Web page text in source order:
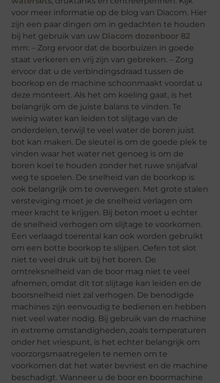
voor meer informatie op de blog van Diacom. Hier
zijn een paar dingen om in gedachten te houden
bij het gebruik van uw Diacom dozenboor 82
mm: – Zorg ervoor dat de boorbuizen in goede
staat verkeren en vrij zijn van gebreken. – Zorg
ervoor dat u de verbindingsdraad tussen de
boorkop en de machine schoonmaakt voordat u
deze monteert. Als het om koeling gaat, is het
belangrijk om de juiste balans te vinden. Te
weinig water kan leiden tot slijtage van de
onderdelen, terwijl te veel water de boren juist
bot kan maken. De sleutel is om de goede plek te
vinden waar het water net genoeg is om de
boren koel te houden zonder het ruwe snijafval
weg te spoelen. De snelheid van de boorkop is
ook belangrijk om te overwegen. Met grote stalen
versteviging moet je de snelheid verlagen om
meer kracht te krijgen. Bij beton moet u echter
de snelheid verhogen om slijtage te voorkomen.
Een verlaagd toerental kan ook worden gebruikt
om een ​​botte boorkop te slijpen. Oefen tot slot
niet te veel druk uit bij het boren. De
omtreksnelheid van de boor mag niet te veel
afnemen, omdat dit tot slijtage kan leiden en de
boorsnelheid niet zal verhogen. De benodigde
machines zijn eenvoudig te bedienen en hebben
niet veel water nodig. Bij gebruik van de machine
in extreme omstandigheden, zoals temperaturen
onder het vriespunt, is het echter belangrijk om
voorzorgsmaatregelen te nemen om te
voorkomen dat het water bevriest en de machine
beschadigt. Wanneer u de boor en boormachine